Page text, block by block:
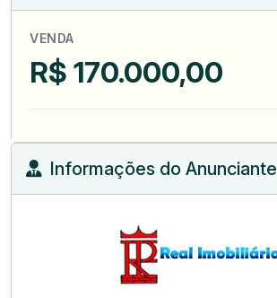
VENDA
R$ 170.000,00
Informações do Anunciante